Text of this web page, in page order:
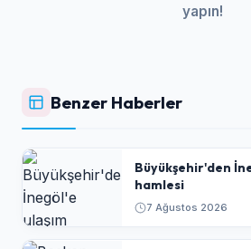
yapın!
Benzer Haberler
Büyükşehir'den
hamlesi
7 Ağustos 2026